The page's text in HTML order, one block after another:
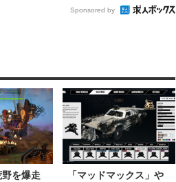
Sponsored by
を爆走
「マッドマックス」や